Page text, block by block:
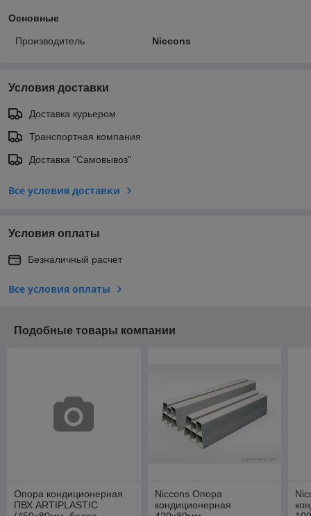
Основные
Производитель Niccons
Условия доставки
Доставка курьером
Транспортная компания
Доставка "Самовывоз"
Все условия доставки
Условия оплаты
Безналичный расчет
Все условия оплаты
Подобные товары компании
Опора кондиционерная
ПВХ ARTIPLASTIC
Niccons Опора
кондиционерная